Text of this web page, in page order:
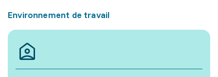
Environnement de travail